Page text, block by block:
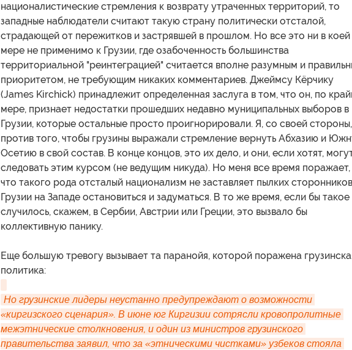
националистические стремления к возврату утраченных территорий, то
западные наблюдатели считают такую страну политически отсталой,
страдающей от пережитков и застрявшей в прошлом. Но все это ни в коей
мере не применимо к Грузии, где озабоченность большинства
территориальной "реинтеграцией" считается вполне разумным и
приоритетом, не требующим никаких комментариев. Джеймсу Кёрчику
(James Kirchick) принадлежит определенная заслуга в том, что он, по
мере, признает недостатки прошедших недавно муниципальных выборов в
Грузии, которые остальные просто проигнорировали. Я, со своей
против того, чтобы грузины выражали стремление вернуть Абхазию и
Осетию в свой состав. В конце концов, это их дело, и они, если хотят,
следовать этим курсом (не ведущим никуда). Но меня все время поражает,
что такого рода отсталый национализм не заставляет пылких сторонников
Грузии на Западе остановиться и задуматься. В то же время, если бы такое
случилось, скажем, в Сербии, Австрии или Греции, это вызвало бы
коллективную панику.
Еще большую тревогу вызывает та паранойя, которой поражена
политика:
Но грузинские лидеры неустанно предупреждают о возможности
«киргизского сценария». В июне юг Киргизии сотрясли кровопролитные
межэтнические столкновения, и один из министров грузинского
правительства заявил, что за «этническими чистками» узбеков стояла